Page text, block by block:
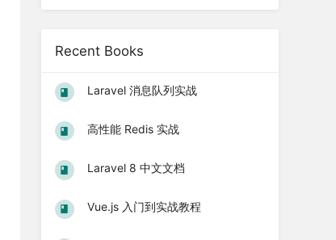
Recent Books
Laravel 消息队列实战
高性能 Redis 实战
Laravel 8 中文文档
Vue.js 入门到实战教程